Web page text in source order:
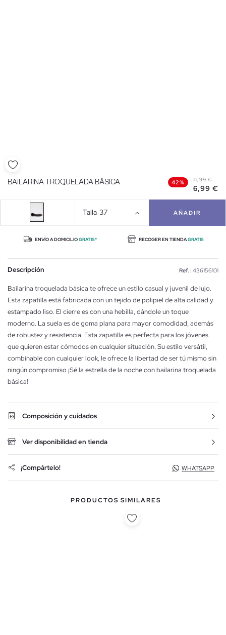
BAILARINA TROQUELADA BÁSICA 42% 11,99 €
6,99 €
Talla 37 AÑADIR
ENVÍO A DOMICILIOGRATIS* RECOGER EN TIENDAGRATIS
Descripción Ref. : 436156101
Bailarina troquelada básica te ofrece un estilo casual y juvenil de lujo.
Esta zapatilla está fabricada con un tejido de polipiel de alta calidad y
estampado liso. El cierre es con una hebilla, dándole un toque
moderno. La suela es de goma plana para mayor comodidad, además
de robustez y resistencia. Esta zapatilla es perfecta para los jóvenes
que quieren estar cómodos en cualquier situación. Su estilo versátil,
combinable con cualquier look, le ofrece la libertad de ser tú mismo sin
ningún compromiso ¡Sé la estrella de la noche con bailarina troquelada
básica!
Composición y cuidados
Ver disponibilidad en tienda
¡Compártelo! WHATSAPP
PRODUCTOS SIMILARES